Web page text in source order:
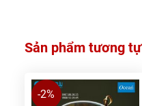
Sản phẩm tương tự
-2%